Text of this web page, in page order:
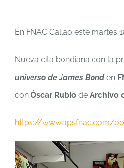
En FNAC Callao este martes
Nueva cita bondiana con la
universo de James Bonden
con Óscar Rubio de Archivo
https://www.apsfnac.com/